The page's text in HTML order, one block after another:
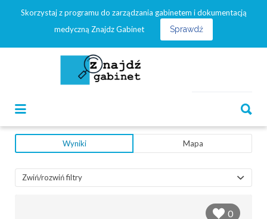
Skorzystaj z programu do zarządzania gabinetem i dokumentacją
medyczną Znajdz Gabinet
Sprawdź
Szukaj:
Wyniki Mapa
Zwiń/rozwiń filtry
0